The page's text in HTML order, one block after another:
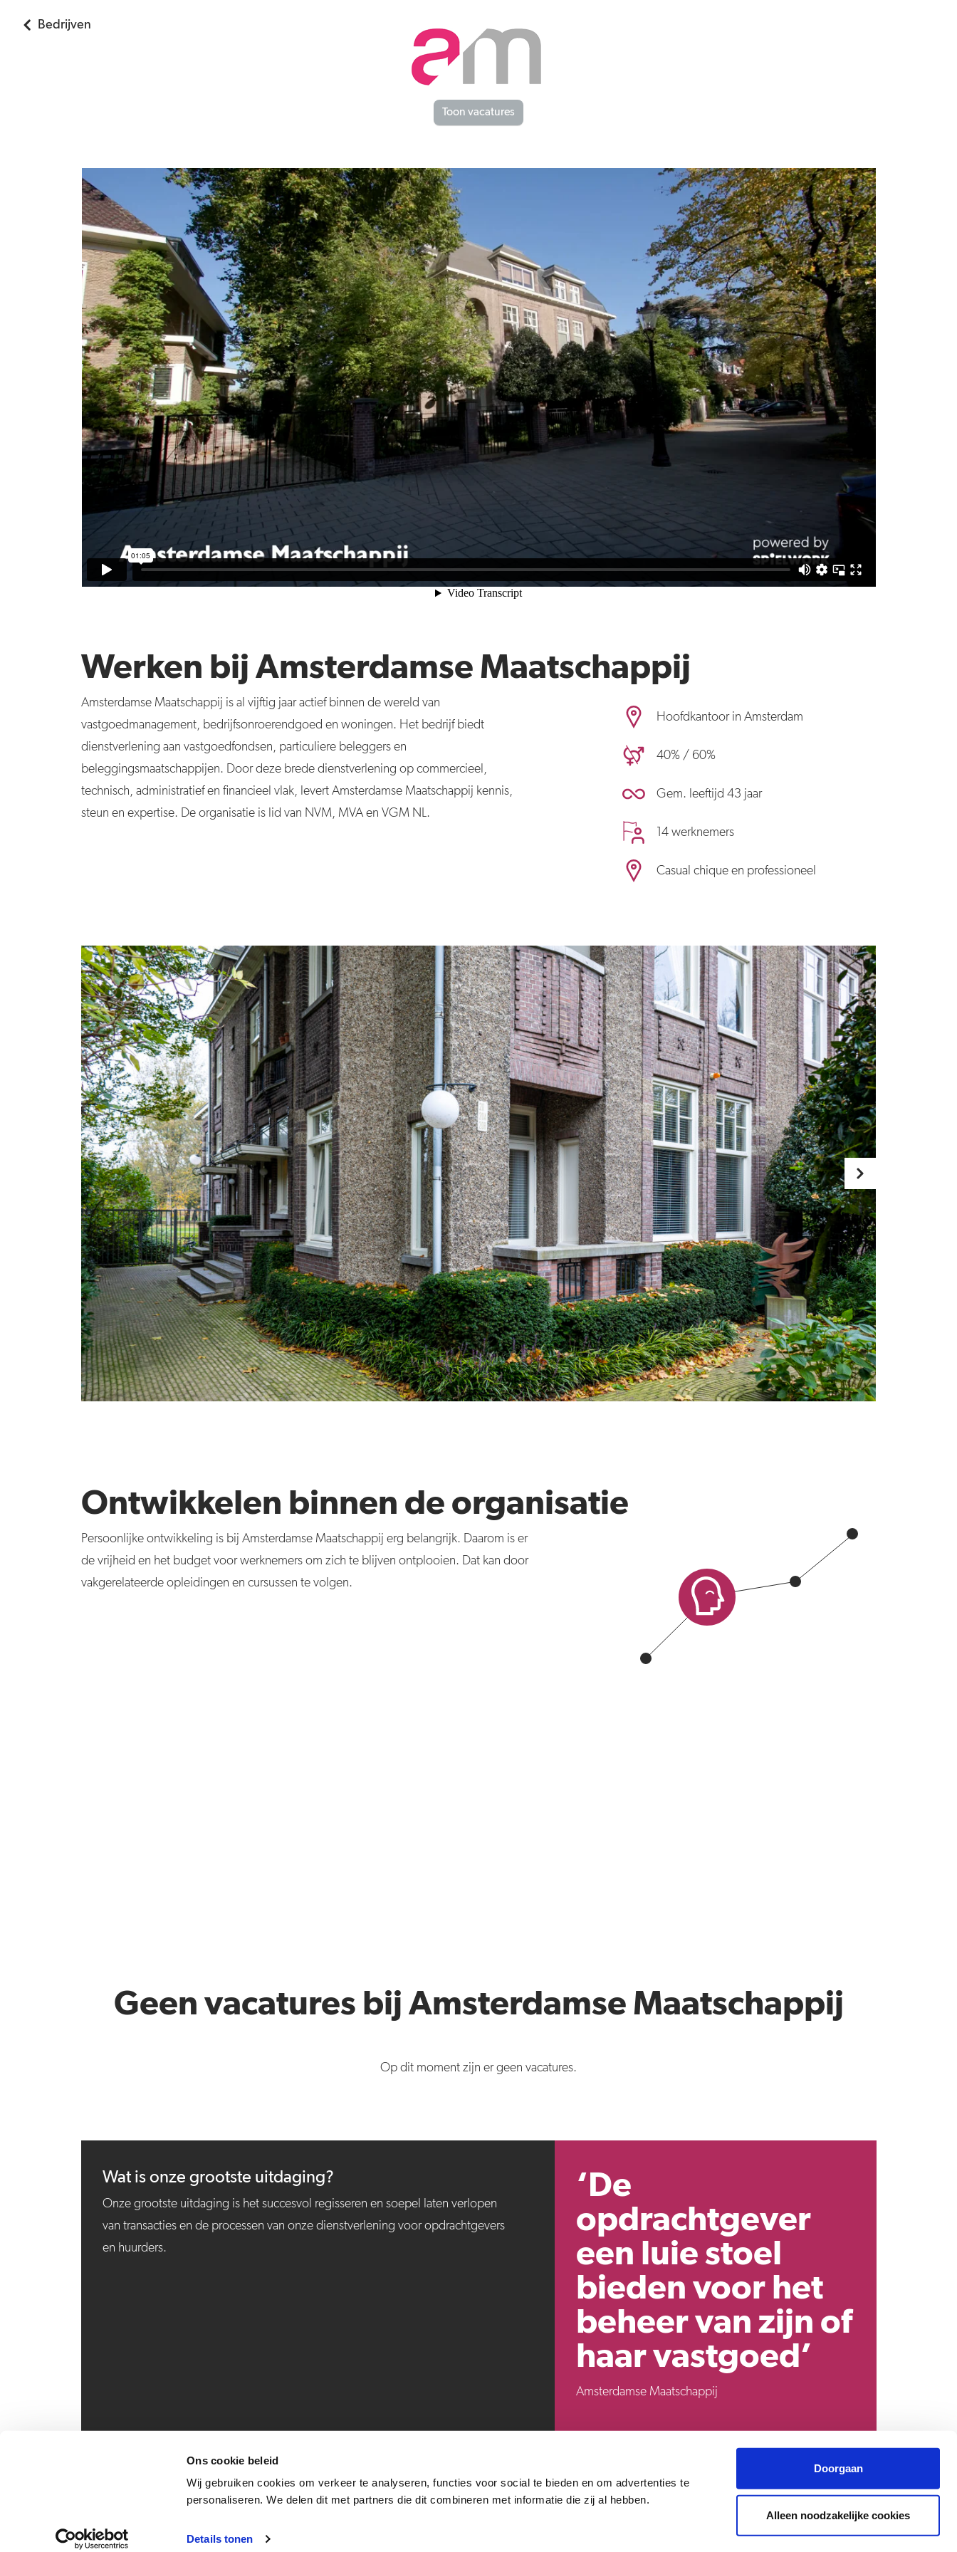
Ons cookie beleid
Wij gebruiken cookies om verkeer te analyseren, functies voor social te bieden en om advertenties te
personaliseren. We delen dit met partners die dit combineren met informatie die zij al hebben.
Details tonen
Doorgaan
Alleen noodzakelijke cookies
Bedrijven
Toon vacatures
Werken bij Amsterdamse Maatschappij
Amsterdamse Maatschappij is al vijftig jaar actief binnen de wereld van
vastgoedmanagement, bedrijfsonroerendgoed en woningen. Het bedrijf biedt
dienstverlening aan vastgoedfondsen, particuliere beleggers en
beleggingsmaatschappijen. Door deze brede dienstverlening op commercieel,
technisch, administratief en financieel vlak, levert Amsterdamse Maatschappij kennis,
steun en expertise. De organisatie is lid van NVM, MVA en VGM NL.
Hoofdkantoor in Amsterdam
40% / 60%
Gem. leeftijd 43 jaar
14 werknemers
Casual chique en professioneel
Ontwikkelen binnen de organisatie
Persoonlijke ontwikkeling is bij Amsterdamse Maatschappij erg belangrijk. Daarom is er
de vrijheid en het budget voor werknemers om zich te blijven ontplooien. Dat kan door
vakgerelateerde opleidingen en cursussen te volgen.
Geen vacatures bij Amsterdamse Maatschappij
Op dit moment zijn er geen vacatures.
Wat is onze grootste uitdaging?
Onze grootste uitdaging is het succesvol regisseren en soepel laten verlopen
van transacties en de processen van onze dienstverlening voor opdrachtgevers
en huurders.
‘De
opdrachtgever
een luie stoel
bieden voor het
beheer van zijn of
haar vastgoed’
Amsterdamse Maatschappij